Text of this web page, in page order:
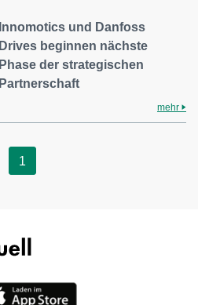
Innomotics und Danfoss
Drives beginnen nächste
Phase der strategischen
Partnerschaft
mehr
1